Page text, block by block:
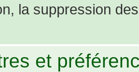
la suppression
et